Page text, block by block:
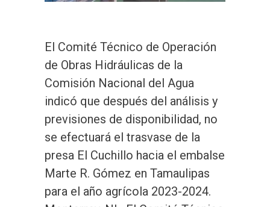
El Comité Técnico de Operación
de Obras Hidráulicas de la
Comisión Nacional del Agua
indicó que después del análisis y
previsiones de disponibilidad, no
se efectuará el trasvase de la
presa El Cuchillo hacia el embalse
Marte R. Gómez en Tamaulipas
para el año agrícola 2023-2024.